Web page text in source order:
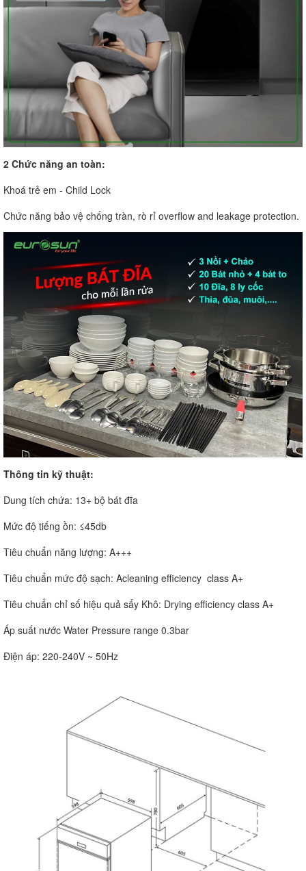
2 Chức năng an toàn:
Khoá trẻ em - Child Lock
Chức năng bảo vệ chống tràn, rò rỉ overflow and leakage protection.
Thông tin kỹ thuật:
Dung tích chứa: 13+ bộ bát đĩa
Mức độ tiếng ồn: ≤45db
Tiêu chuẩn năng lượng: A+++
Tiêu chuẩn mức độ sạch: Acleaning efficiency class A+
Tiêu chuẩn chỉ số hiệu quả sấy Khô: Drying efficiency class A+
Áp suất nước Water Pressure range 0.3bar
Điện áp: 220-240V ~ 50Hz